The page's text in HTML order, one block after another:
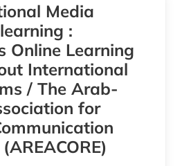
Media
:
Online Learning
International
/ The Arab-
for